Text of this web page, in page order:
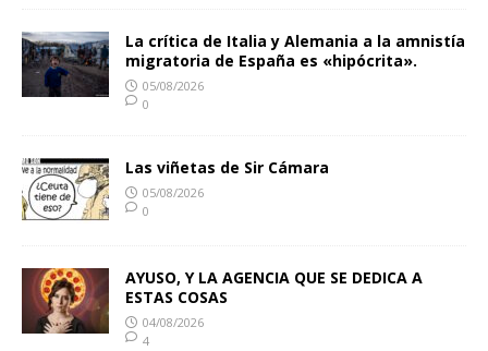
La crítica de Italia y Alemania a la amnistía
migratoria de España es «hipócrita».
05/08/2026
0
Las viñetas de Sir Cámara
05/08/2026
0
AYUSO, Y LA AGENCIA QUE SE DEDICA A
ESTAS COSAS
04/08/2026
4